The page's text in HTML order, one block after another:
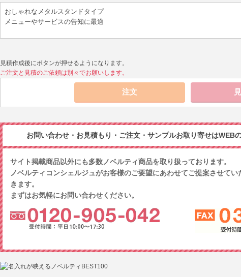
おしゃれなメタルスタンドタイプ
メニューやサービスの告知に最適
見積作成後にボタンが押せるようになります。
ご注文と見積のご依頼は別々でお願いします。
お問い合わせ・お見積もり・ご注文・サンプルお取り寄せはWEB
サイト掲載商品以外にも多数ノベルティ商品を取り扱っております。
ノベルティコンシェルジュがお客様のご要望にあわせてご提案させてい
きます。
まずはお気軽にお問い合わせください。